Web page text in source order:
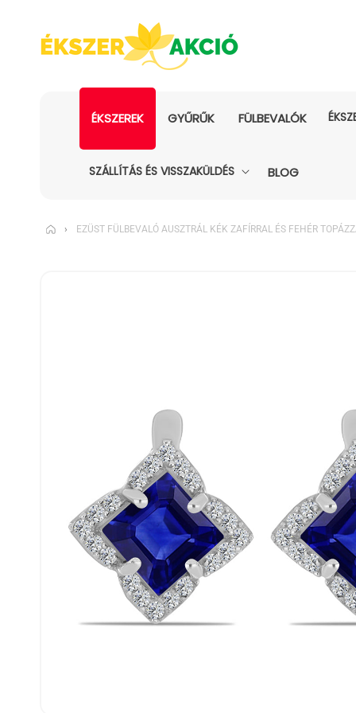
ÉKSZEREK GYŰRŰK FÜLBEVALÓK
SZÁLLÍTÁS ÉS VISSZAKÜLDÉS BLOG
› EZÜST FÜLBEVALÓ AUSZTRÁL KÉK ZAFÍRRAL ÉS FEHÉR